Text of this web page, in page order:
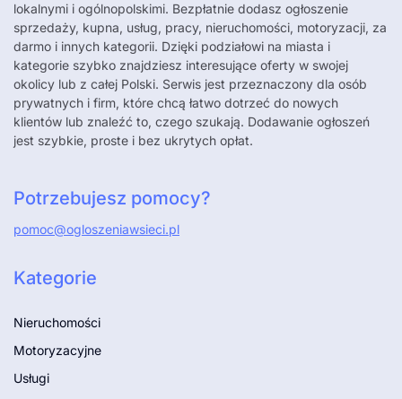
lokalnymi i ogólnopolskimi. Bezpłatnie dodasz ogłoszenie
sprzedaży, kupna, usług, pracy, nieruchomości, motoryzacji, za
darmo i innych kategorii. Dzięki podziałowi na miasta i
kategorie szybko znajdziesz interesujące oferty w swojej
okolicy lub z całej Polski. Serwis jest przeznaczony dla osób
prywatnych i firm, które chcą łatwo dotrzeć do nowych
klientów lub znaleźć to, czego szukają. Dodawanie ogłoszeń
jest szybkie, proste i bez ukrytych opłat.
Potrzebujesz pomocy?
pomoc@ogloszeniawsieci.pl
Kategorie
Nieruchomości
Motoryzacyjne
Usługi